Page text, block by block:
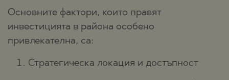
Основните фактори, които правят
инвестицията в района особено
привлекателна, са:
Стратегическа локация и достъпност